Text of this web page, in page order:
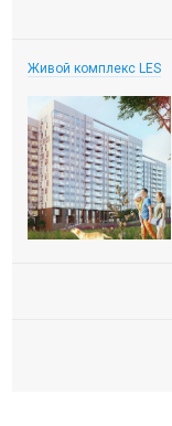
Живой комплекс LES